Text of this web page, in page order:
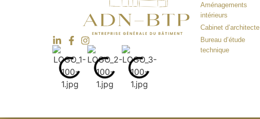
Aménagements
intérieurs
Cabinet d’architecte
Bureau d’étude
technique